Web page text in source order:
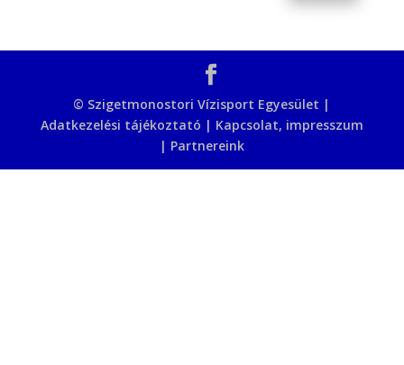
© Szigetmonostori Vízisport Egyesület |
Adatkezelési tájékoztató | Kapcsolat, impresszum
| Partnereink